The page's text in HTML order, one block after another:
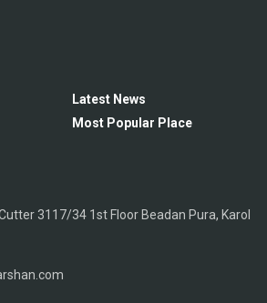
Latest News
Most Popular Place
3117/34 1st Floor Beadan Pura, Karol